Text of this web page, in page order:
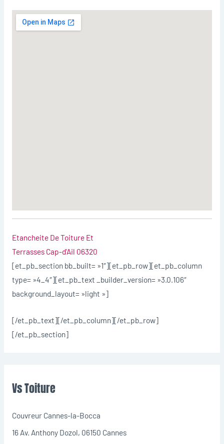
Etancheite De Toiture Et
Terrasses Cap-d'Ail 06320
[et_pb_section bb_built= »1″][et_pb_row][et_pb_column
type= »4_4″][et_pb_text _builder_version= »3.0.106″
background_layout= »light »]
[/et_pb_text][/et_pb_column][/et_pb_row]
[/et_pb_section]
Vs Toiture
Couvreur Cannes-la-Bocca
16 Av. Anthony Dozol, 06150 Cannes